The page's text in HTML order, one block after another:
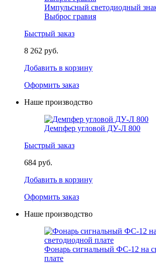
Импульсный светодиодный
Выброс гравия
Быстрый заказ
8 262 руб.
Добавить в корзину
Оформить заказ
Наше производство
Демпфер угловой ДУ-Л 800
Быстрый заказ
684 руб.
Добавить в корзину
Оформить заказ
Наше производство
Фонарь сигнальный ФС-12 на
плате